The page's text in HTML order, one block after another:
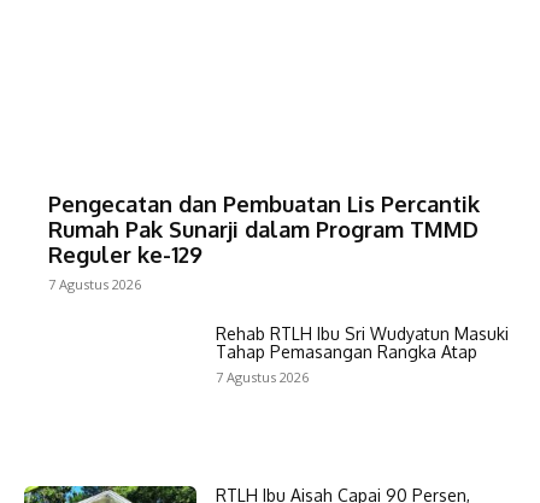
Pengecatan dan Pembuatan Lis Percantik
Rumah Pak Sunarji dalam Program TMMD
Reguler ke-129
7 Agustus 2026
Rehab RTLH Ibu Sri Wudyatun Masuki
Tahap Pemasangan Rangka Atap
7 Agustus 2026
RTLH Ibu Aisah Capai 90 Persen,